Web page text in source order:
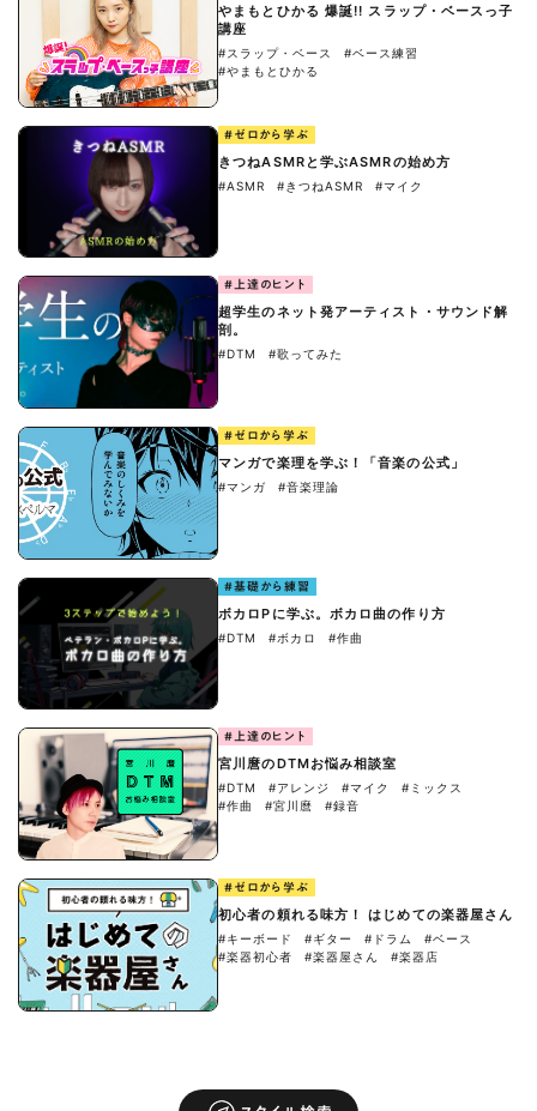
やまもとひかる 爆誕!! スラップ・ベースっ子
講座
#スラップ・ベース
#ベース練習
#やまもとひかる
#ゼロから学ぶ
きつねASMRと学ぶASMRの始め方
#ASMR #きつねASMR #マイク
#上達のヒント
超学生のネット発アーティスト・サウンド解
剖。
#DTM #歌ってみた
#ゼロから学ぶ
マンガで楽理を学ぶ！「音楽の公式」
#マンガ #音楽理論
#基礎から練習
ボカロPに学ぶ。ボカロ曲の作り方
#DTM #ボカロ #作曲
#上達のヒント
宮川麿のDTMお悩み相談室
#DTM #アレンジ #マイク
#ミックス
#作曲
#宮川麿 #録音
#ゼロから学ぶ
初心者の頼れる味方！ はじめての楽器屋さん
#キーボード #ギター #ドラム
#ベース
#楽器初心者
#楽器屋さん #楽器店